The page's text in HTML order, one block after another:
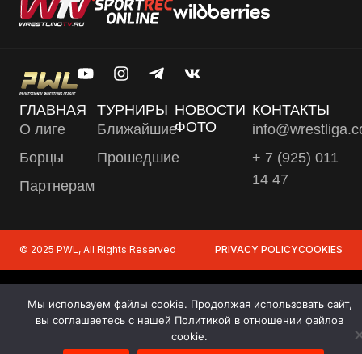
ГЛАВНАЯ
О лиге
Борцы
Партнерам
ТУРНИРЫ
Ближайшие
Прошедшие
НОВОСТИ
ФОТО
КОНТАКТЫ
+ 7 (925) 011
14 47
© 2025 PWL, All Rights Reserved PRIVACY POLICYCOOKIES
Мы используем файлы cookie. Продолжая использовать сайт,
вы соглашаетесь с нашей Политикой в отношении файлов
cookie.